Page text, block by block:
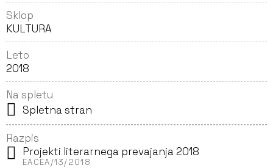
Sklop
KULTURA
Leto
2018
Na spletu
Spletna stran
Razpis
Projekti literarnega prevajanja 2018
EACEA/13/2018